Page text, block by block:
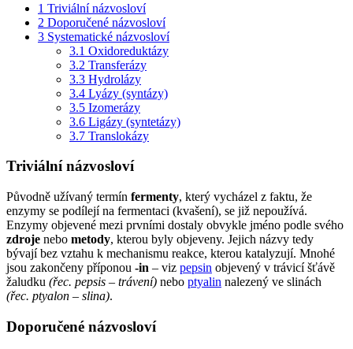
1 Triviální názvosloví
2 Doporučené názvosloví
3 Systematické názvosloví
3.1 Oxidoreduktázy
3.2 Transferázy
3.3 Hydrolázy
3.4 Lyázy (syntázy)
3.5 Izomerázy
3.6 Ligázy (syntetázy)
3.7 Translokázy
Triviální názvosloví
Původně užívaný termín fermenty, který vycházel z faktu, že
enzymy se podílejí na fermentaci (kvašení), se již nepoužívá.
Enzymy objevené mezi prvními dostaly obvykle jméno podle svého
zdroje nebo metody, kterou byly objeveny. Jejich názvy tedy
bývají bez vztahu k mechanismu reakce, kterou katalyzují. Mnohé
jsou zakončeny příponou -in – viz pepsin objevený v trávicí šťávě
žaludku (řec. pepsis – trávení) nebo ptyalin nalezený ve slinách
(řec. ptyalon – slina).
Doporučené názvosloví